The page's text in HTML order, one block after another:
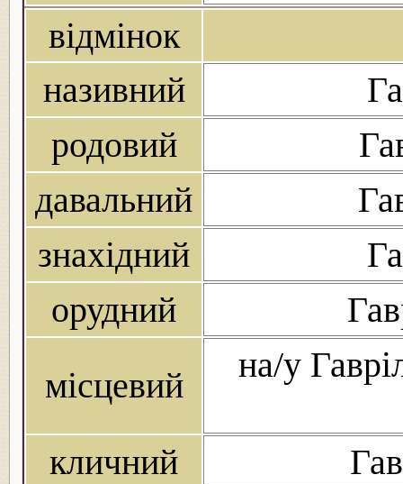
відмінок
називний
родовий
давальний
знахідний
орудний
місцевий
на/у
кличний